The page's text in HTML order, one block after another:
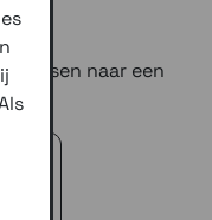
naar een